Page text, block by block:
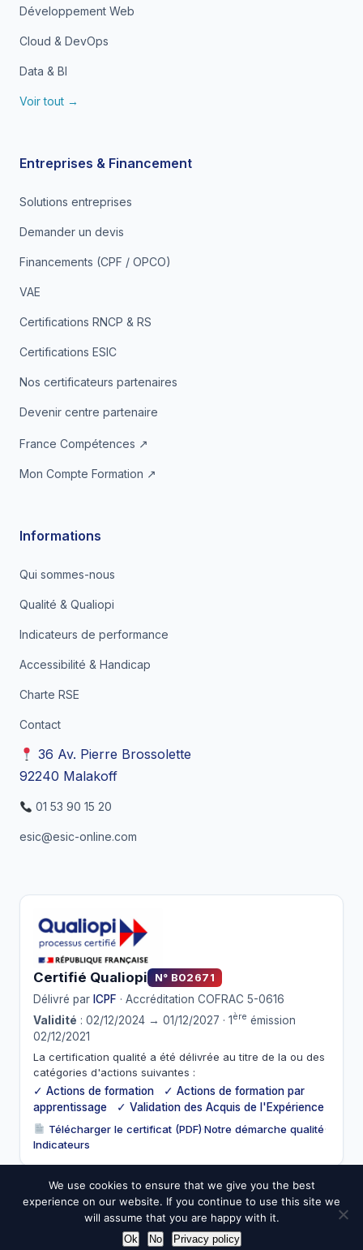
Développement Web
Cloud & DevOps
Data & BI
Voir tout →
Entreprises & Financement
Solutions entreprises
Demander un devis
Financements (CPF / OPCO)
VAE
Certifications RNCP & RS
Certifications ESIC
Nos certificateurs partenaires
Devenir centre partenaire
France Compétences ↗
Mon Compte Formation ↗
Informations
Qui sommes-nous
Qualité & Qualiopi
Indicateurs de performance
Accessibilité & Handicap
Charte RSE
Contact
36 Av. Pierre Brossolette
92240 Malakoff
01 53 90 15 20
esic@esic-online.com
Certifié Qualiopi
N° B02671
Délivré par ICPF · Accréditation COFRAC 5-0616
Validité : 02/12/2024 → 01/12/2027 · 1ère émission
02/12/2021
La certification qualité a été délivrée au titre de la ou des
catégories d'actions suivantes :
✓ Actions de formation ✓ Actions de formation par
apprentissage ✓ Validation des Acquis de l'Expérience
Télécharger le certificat (PDF)·Notre démarche qualité·
Indicateurs
© 2026 ESIC. Tous droits réservés.
Confidentialité Cookies
We use cookies to ensure that we give you the best
experience on our website. If you continue to use this site we
will assume that you are happy with it.
Ok No Privacy policy